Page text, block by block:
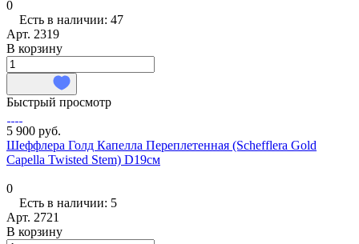
0
Есть в наличии: 47
Арт. 2319
В корзину
Быстрый просмотр
5 900 руб.
Шеффлера Голд Капелла Переплетенная (Schefflera Gold
Capella Twisted Stem) D19см
0
Есть в наличии: 5
Арт. 2721
В корзину